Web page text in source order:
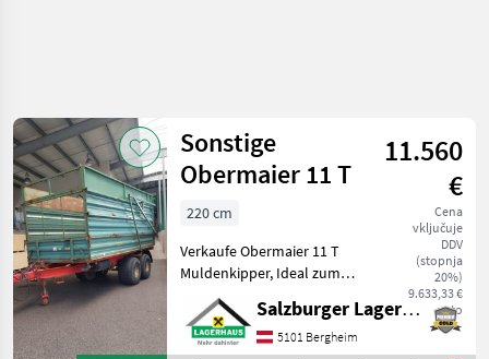
Kategorija 4 Država
TRENUTNA
POT
Kmetijska
tehnika
Priklopniki
Tandem
Ponastavi
Prikaži 82
rezultatov
Sonstige
Obermaier 11 T
11.560
€
Cena
vključuje
DDV
(stopnja
20%)
9.633,33 €
neto
220 cm
Verkaufe Obermaier 11 T
Muldenkipper, Ideal zum
Hackschnitzel oder Silage
fahren, Breitbereifung,
Automatische Heckklappe,
Salzburger Lagerhaus-Technik
5101 Bergheim